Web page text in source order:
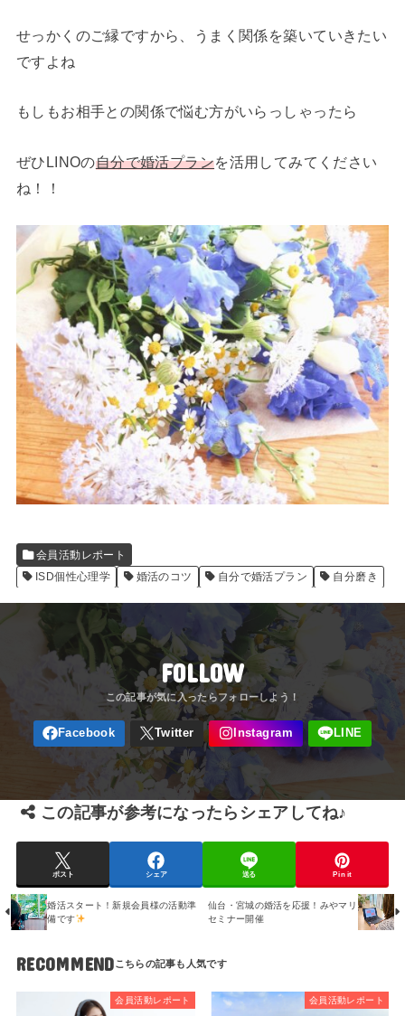
せっかくのご縁ですから、うまく関係を築いていきたい
ですよね
もしもお相手との関係で悩む方がいらっしゃったら
ぜひLINOの自分で婚活プランを活用してみてください
ね！！
会員活動レポート
ISD個性心理学
婚活のコツ 自分で婚活プラン 自分磨き
FOLLOW
この記事が参考になったらシェアしてね♪
ポスト シェア 送る Pin it
婚活スタート！新規会員様の活動準
備です
仙台・宮城の婚活を応援！みやマリ
セミナー開催
RECOMMEND
会員活動レポート 会員活動レポート